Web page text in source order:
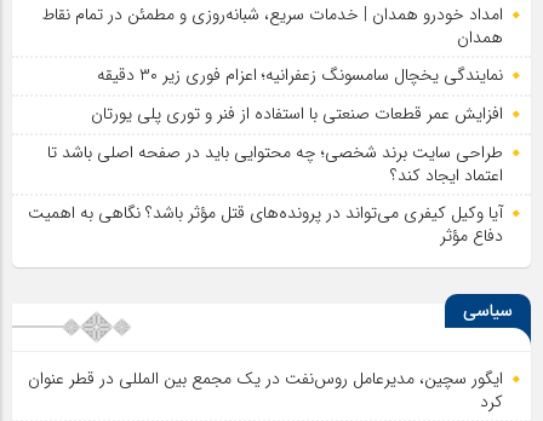
امداد خودرو همدان | خدمات سریع، شبانه‌روزی و مطمئن در تمام نقاط
همدان
نمایندگی یخچال سامسونگ زعفرانیه؛ اعزام فوری زیر ۳۰ دقیقه
افزایش عمر قطعات صنعتی با استفاده از فنر و توری پلی یورتان
طراحی سایت برند شخصی؛ چه محتوایی باید در صفحه اصلی باشد تا
اعتماد ایجاد کند؟
آیا وکیل کیفری می‌تواند در پرونده‌های قتل مؤثر باشد؟ نگاهی به اهمیت
دفاع مؤثر
سیاسی
ایگور سچین، مدیرعامل روس‌نفت در یک مجمع بین المللی در قطر عنوان
کرد